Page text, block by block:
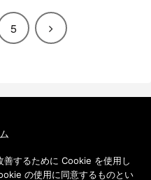
5
次
項
善するために Cookie を使用し
の使用に同意するものとい